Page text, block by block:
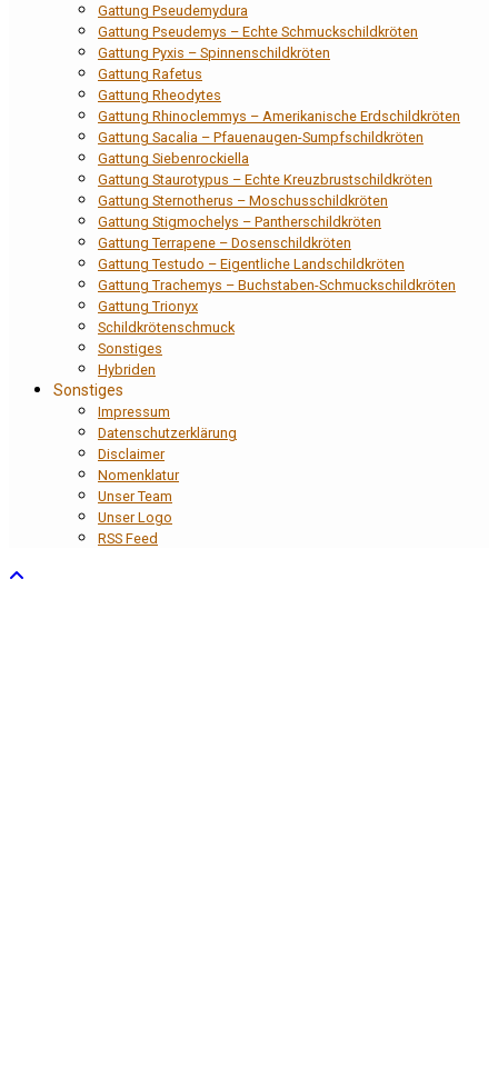
Gattung Pseudemydura
Gattung Pseudemys – Echte Schmuckschildkröten
Gattung Pyxis – Spinnenschildkröten
Gattung Rafetus
Gattung Rheodytes
Gattung Rhinoclemmys – Amerikanische Erdschildkröten
Gattung Sacalia – Pfauenaugen-Sumpfschildkröten
Gattung Siebenrockiella
Gattung Staurotypus – Echte Kreuzbrustschildkröten
Gattung Sternotherus – Moschusschildkröten
Gattung Stigmochelys – Pantherschildkröten
Gattung Terrapene – Dosenschildkröten
Gattung Testudo – Eigentliche Landschildkröten
Gattung Trachemys – Buchstaben-Schmuckschildkröten
Gattung Trionyx
Schildkrötenschmuck
Sonstiges
Hybriden
Sonstiges
Impressum
Datenschutzerklärung
Disclaimer
Nomenklatur
Unser Team
Unser Logo
RSS Feed